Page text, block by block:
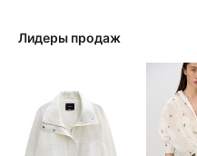
Лидеры продаж